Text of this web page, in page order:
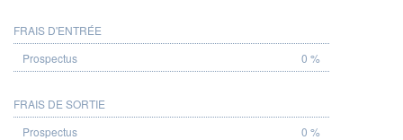
PROSPECTUS
FRAIS D'ENTRÉE
0 %
FRAIS DE SORTIE
0 %